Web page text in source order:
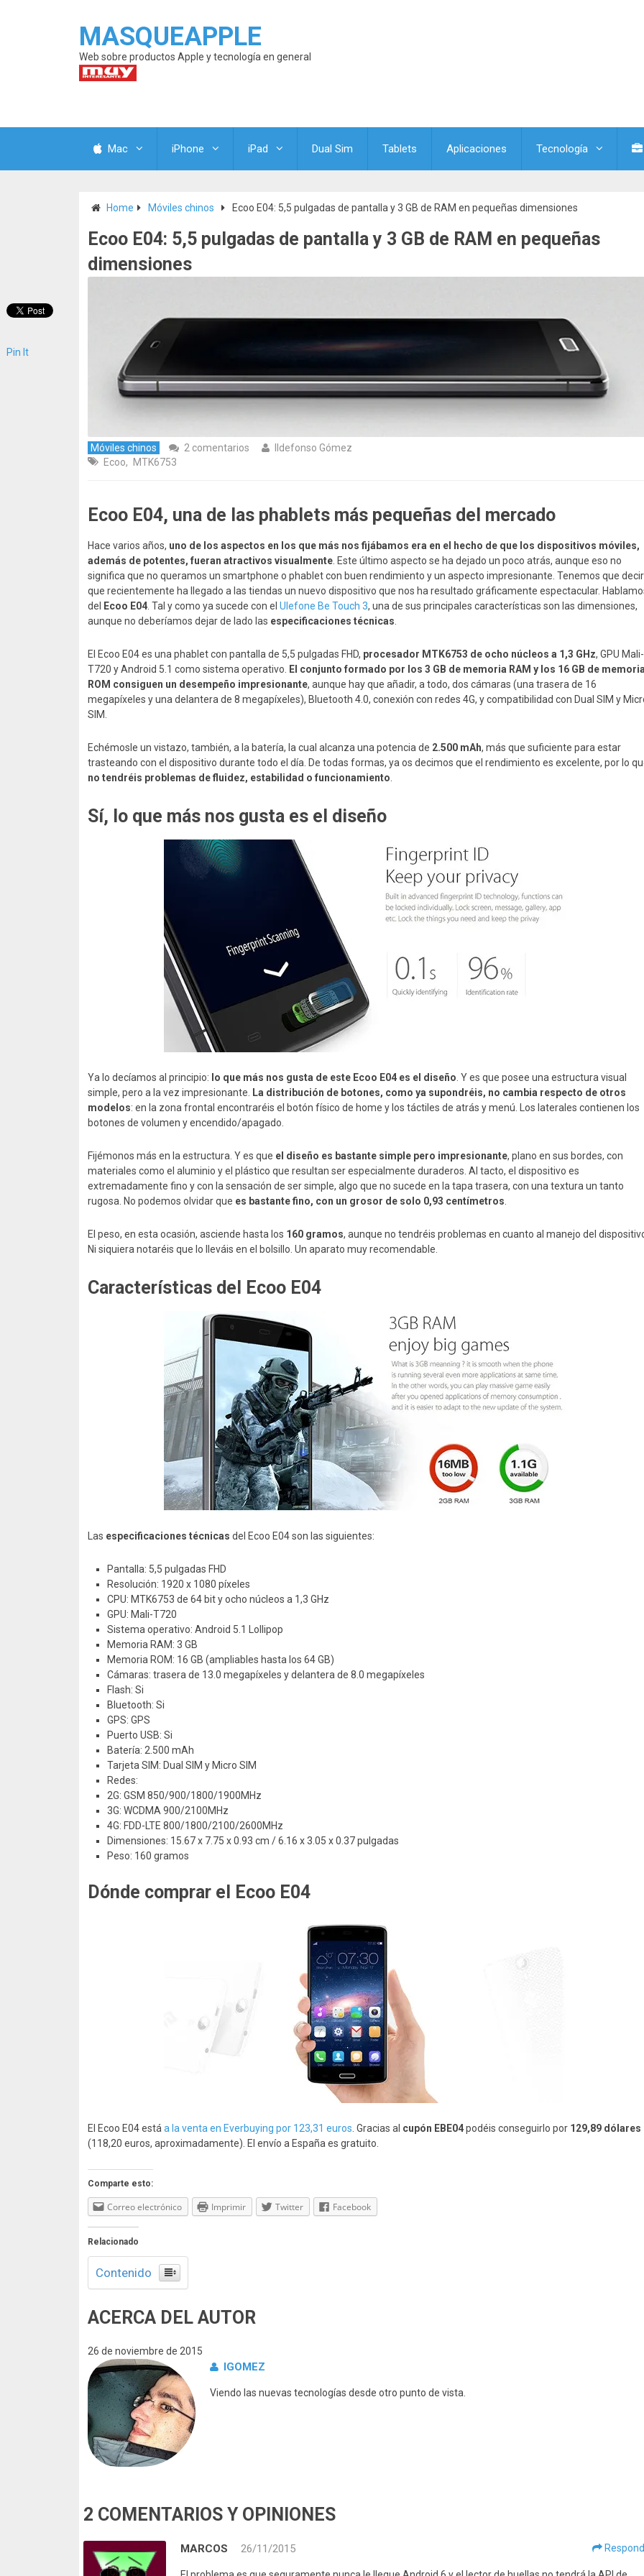
MASQUEAPPLE
Web sobre productos Apple y tecnología en general
Mac iPhone iPad Dual Sim Tablets Aplicaciones Tecnología
Home Móviles chinos Ecoo E04: 5,5 pulgadas de pantalla y 3 GB de RAM en pequeñas dimensiones
Ecoo E04: 5,5 pulgadas de pantalla y 3 GB de RAM en pequeñas
dimensiones
Móviles chinos 2 comentarios
Ildefonso Gómez
Ecoo, MTK6753
Ecoo E04, una de las phablets más pequeñas del mercado
Hace varios años, uno de los aspectos en los que más nos fijábamos era en el hecho de que los dispositivos móviles,
además de potentes, fueran atractivos visualmente. Este último aspecto se ha dejado un poco atrás, aunque eso no
significa que no queramos un smartphone o phablet con buen rendimiento y un aspecto impresionante. Tenemos que decir
que recientemente ha llegado a las tiendas un nuevo dispositivo que nos ha resultado gráficamente espectacular.
del
Ecoo E04. Tal y como ya sucede con el Ulefone Be Touch 3, una de sus principales características son las dimensiones,
aunque no deberíamos dejar de lado las especificaciones técnicas.
El Ecoo E04 es una phablet con pantalla de 5,5 pulgadas FHD, procesador MTK6753 de ocho núcleos a 1,3 GHz, GPU Mali-
T720 y Android 5.1 como sistema operativo. El conjunto formado por los 3 GB de memoria RAM y los 16 GB de
ROM consiguen un desempeño impresionante, aunque hay que añadir, a todo, dos cámaras (una trasera de 16
megapíxeles y una delantera de 8 megapíxeles), Bluetooth 4.0, conexión con redes 4G, y compatibilidad con Dual SIM y
SIM.
Echémosle un vistazo, también, a la batería, la cual alcanza una potencia de 2.500 mAh, más que suficiente para estar
trasteando con el dispositivo durante todo el día. De todas formas, ya os decimos que el rendimiento es excelente, por lo
no tendréis problemas de fluidez, estabilidad o funcionamiento.
Sí, lo que más nos gusta es el diseño
Ya lo decíamos al principio: lo que más nos gusta de este Ecoo E04 es el diseño. Y es que posee una estructura visual
simple, pero a la vez impresionante. La distribución de botones, como ya supondréis, no cambia respecto de otros
modelos: en la zona frontal encontraréis el botón físico de home y los táctiles de atrás y menú. Los laterales contienen los
botones de volumen y encendido/apagado.
Fijémonos más en la estructura. Y es que el diseño es bastante simple pero impresionante, plano en sus bordes, con
materiales como el aluminio y el plástico que resultan ser especialmente duraderos. Al tacto, el dispositivo es
extremadamente fino y con la sensación de ser simple, algo que no sucede en la tapa trasera, con una textura un tanto
rugosa. No podemos olvidar que es bastante fino, con un grosor de solo 0,93 centímetros.
El peso, en esta ocasión, asciende hasta los 160 gramos, aunque no tendréis problemas en cuanto al manejo del
Ni siquiera notaréis que lo lleváis en el bolsillo. Un aparato muy recomendable.
Características del Ecoo E04
Las especificaciones técnicas del Ecoo E04 son las siguientes:
Pantalla: 5,5 pulgadas FHD
Resolución: 1920 x 1080 píxeles
CPU: MTK6753 de 64 bit y ocho núcleos a 1,3 GHz
GPU: Mali-T720
Sistema operativo: Android 5.1 Lollipop
Memoria RAM: 3 GB
Memoria ROM: 16 GB (ampliables hasta los 64 GB)
Cámaras: trasera de 13.0 megapíxeles y delantera de 8.0 megapíxeles
Flash: Si
Bluetooth: Si
GPS: GPS
Puerto USB: Si
Batería: 2.500 mAh
Tarjeta SIM: Dual SIM y Micro SIM
Redes:
2G: GSM 850/900/1800/1900MHz
3G: WCDMA 900/2100MHz
4G: FDD-LTE 800/1800/2100/2600MHz
Dimensiones: 15.67 x 7.75 x 0.93 cm / 6.16 x 3.05 x 0.37 pulgadas
Peso: 160 gramos
Dónde comprar el Ecoo E04
El Ecoo E04 estáa la venta en Everbuying por 123,31 euros. Gracias al cupón EBE04podéis conseguirlo por 129,89 dólares
(118,20 euros, aproximadamente). El envío a España es gratuito.
Comparte esto:
Correo electrónico Imprimir Twitter Facebook
Relacionado
Contenido
Pin It
ACERCA DEL AUTOR
26 de noviembre de 2015
IGOMEZ
Viendo las nuevas tecnologías desde otro punto de vista.
2 COMENTARIOS Y OPINIONES
MARCOS 26/11/2015